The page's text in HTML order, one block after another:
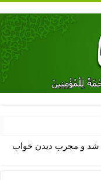
محبت شوهر
بخش
شد و مجرب دیدن خواب